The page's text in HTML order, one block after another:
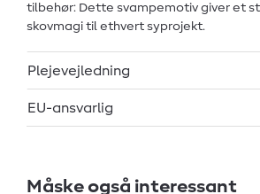
tilbehør: Dette svampemotiv giver et
skovmagi til ethvert syprojekt.
Plejevejledning
EU-ansvarlig
Måske også interessant